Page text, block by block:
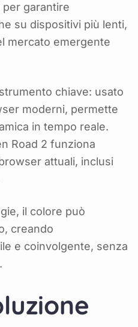
garantire
su dispositivi più lenti,
mercato emergente
chiave: usato
moderni, permette
in tempo reale.
Road 2 funziona
attuali, inclusi
il colore può
creando
e coinvolgente, senza